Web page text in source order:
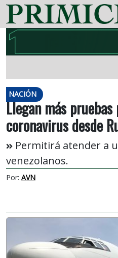
NACIÓN
Llegan más
coronavirus desde
Permitirá atender a
venezolanos.
Por: AVN